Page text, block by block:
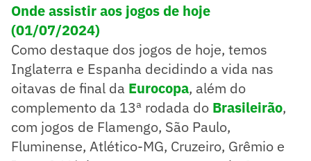
Onde assistir aos jogos de hoje
(01/07/2024)
Como destaque dos jogos de hoje, temos
Inglaterra e Espanha decidindo a vida nas
oitavas de final da Eurocopa, além do
complemento da 13ª rodada do Brasileirão,
com jogos de Flamengo, São Paulo,
Fluminense, Atlético-MG, Cruzeiro, Grêmio e